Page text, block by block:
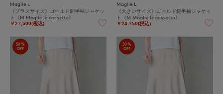
Maglie L
《プラスサイズ》ゴールド釦半袖ジャケッ
ト《M Maglie le cassetto》
￥27,500(税込)
Maglie L
《大きいサイズ》ゴールド釦半袖ジャケッ
ト《M Maglie le cassetto》
￥24,750(税込)
50%
OFF
50%
OFF